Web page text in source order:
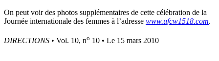
On peut voir des photos supplémentaires de cette célébration de la
Journée internationale des femmes à l’adresse www.ufcw1518.com.
DIRECTIONS • Vol. 10, no 10 • Le 15 mars 2010